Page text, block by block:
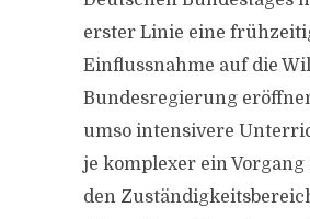
erster Linie eine
Einflussnahme auf die
Bundesregierung
umso intensivere
je komplexer ein
den